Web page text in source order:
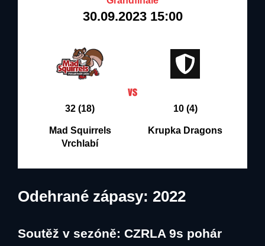
30.09.2023 15:00
32 (18)
Mad Squirrels
Vrchlabí
10 (4)
Krupka Dragons
Odehrané zápasy: 2022
Soutěž v sezóně: CZRLA 9s pohár